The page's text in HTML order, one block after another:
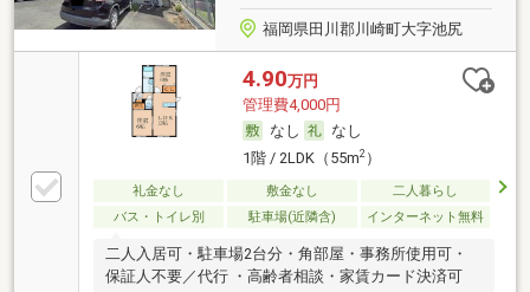
福岡県田川郡川崎町大字池尻
4.90万円
管理費4,000円
なし
なし
1階 / 2LDK（55m2）
礼金なし 敷金なし
二人暮らし
バス・トイレ別
駐車場(近隣含) インターネット無料
二人入居可・駐車場2台分・角部屋・事務所使用可・
保証人不要／代行 ・高齢者相談・家賃カード決済可